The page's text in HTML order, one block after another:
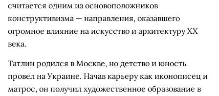
считается одним из основоположников
конструктивизма — направления, оказавшего
огромное влияние на искусство и архитектуру XX
века.
Татлин родился в Москве, но детство и юность
провел на Украине. Начав карьеру как иконописец и
матрос, он получил художественное образование в